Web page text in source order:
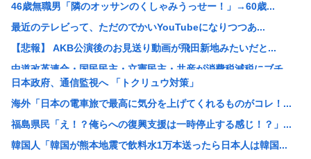
46歳無職男「隣のオッサンのくしゃみうっせー！」→60歳...
最近のテレビって、ただのでかいYouTubeになりつつあ...
【悲報】 AKB公演後のお見送り動画が飛田新地みたいだと...
中道改革連合・国民民主・立憲民主・共産が消費税減税にブチ...
中国「アメリカさぁ、調子乗ってるからお前らが頼ってる軍用...
韓国人の対日好感度が過去最高に、「ノージャパン」は終わっ...
【画像】元ジャンポケ・斉藤慎二被告の妻・瀬戸サオリがイン...
スペースX、株価大暴落
日本政府、通信監視へ 「トクリュウ対策」
海外「日本の電車旅で最高に気分を上げてくれるものがコレ！...
福島県民「え！？俺らへの復興支援は一時停止する感じ！？」...
韓国人「韓国が熊本地震で飲料水1万本送ったら日本人は韓国...